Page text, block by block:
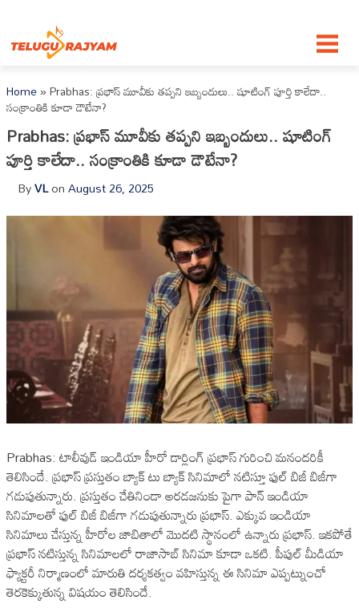
Home»‎Prabhas: ప్రభాస్ మూవీకు తప్పని ఇబ్బందులు.. షూటింగ్ పూర్తి కాలేదా..
సంక్రాంతికి కూడా డౌటేనా?
‎Prabhas: ప్రభాస్ మూవీకు తప్పని ఇబ్బందులు.. షూటింగ్
పూర్తి కాలేదా.. సంక్రాంతికి కూడా డౌటేనా?
ByVLonAugust 26, 2025
Prabhas: టాలీవుడ్ ఇండియా హీరో డార్లింగ్ ప్రభాస్ గురించి మనందరికీ
తెలిసిందే. ప్రభాస్ ప్రస్తుతం బ్యాక్ టు బ్యాక్ సినిమాలో నటిస్తూ ఫుల్ బిజీ బిజీగా
గడుపుతున్నారు. ప్రస్తుతం చేతినిండా అరడజనుకు పైగా పాన్ ఇండియా
సినిమాలతో ఫుల్ బిజీ బిజీగా గడుపుతున్నారు ప్రభాస్. ఎక్కువ ఇండియా
సినిమాలు చేస్తున్న హీరోల జాబితాలో మొదటి స్థానంలో ఉన్నారు ప్రభాస్. ఇకపోతే
ప్రభాస్ నటిస్తున్న సినిమాలలో రాజాసాబ్ సినిమా కూడా ఒకటి. పీపుల్ మీడియా
ఫ్యాక్టరీ నిర్మాణంలో మారుతి దర్శకత్వం వహిస్తున్న ఈ సినిమా ఎప్పట్నుంచో
తెరకెక్కుతున్న విషయం తెలిసిందే.